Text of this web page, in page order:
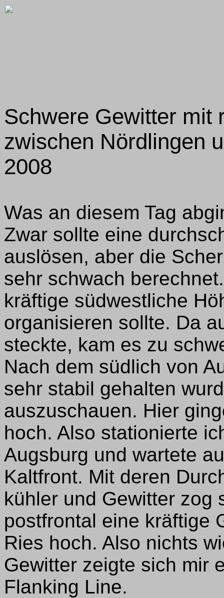
Schwere Gewitter mit
zwischen Nördlingen
2008
Was an diesem Tag
Zwar sollte eine
auslösen, aber die
sehr schwach
kräftige südwestliche
organisieren sollte. Da
steckte, kam es zu
Nach dem südlich von
sehr stabil gehalten
auszuschauen. Hier
hoch. Also stationierte
Augsburg und wartete
Kaltfront. Mit deren
kühler und Gewitter zog
postfrontal eine kräftige
Ries hoch. Also nichts
Gewitter zeigte sich mir
Flanking Line.